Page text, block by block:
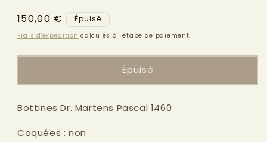
Prix
habituel
150,00 € Épuisé
Frais d'expédition calculés à l'étape de paiement.
Épuisé
Bottines Dr. Martens Pascal 1460
Coquées : non